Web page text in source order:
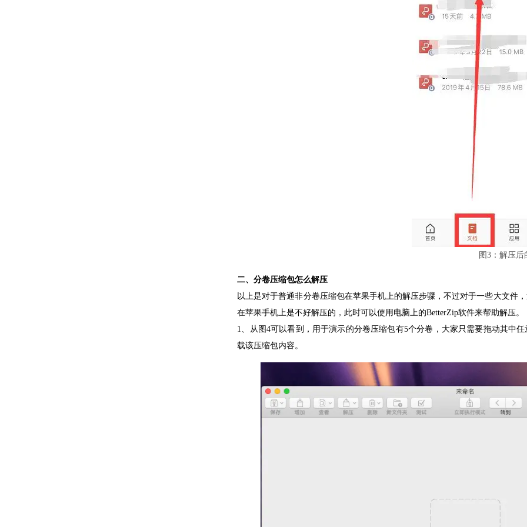
图3：解压后
二、分卷压缩包怎么解压
以上是对于普通非分卷压缩包在苹果手机上的解压步骤，不过对于一些大文件
在苹果手机上是不好解压的，此时可以使用电脑上的BetterZip软件来帮助解压。
1、从图4可以看到，用于演示的分卷压缩包有5个分卷，大家只需要拖动其中
载该压缩包内容。